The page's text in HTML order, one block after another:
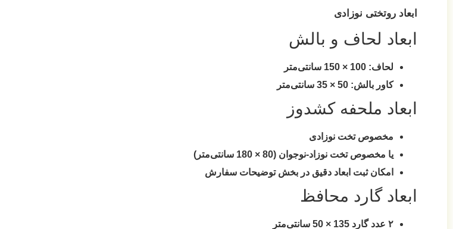
ابعاد روتختی نوزادی
ابعاد لحاف و بالش
لحاف: 100 × 150 سانتی‌متر
کاور بالش: 50 × 35 سانتی‌متر
ابعاد ملحفه کشدوز
مخصوص تخت نوزادی
یا مخصوص تخت نوزاد-نوجوان (80 × 180 سانتی‌متر)
امکان ثبت ابعاد دقیق در بخش توضیحات سفارش
ابعاد گارد محافظ
۲ عدد گارد 135 × 50 سانتی‌متر